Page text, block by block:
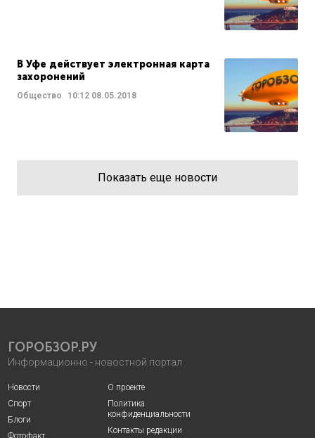
В Уфе действует электронная карта
захоронений
Общество 10:12 08.05.2018
Показать еще новости
ГОРОБЗОР.РУ
Информационно - новостной портал
Новости
Спорт
Блоги
Фотофакт
О проекте
Политика
конфиденциальности
Контакты редакции